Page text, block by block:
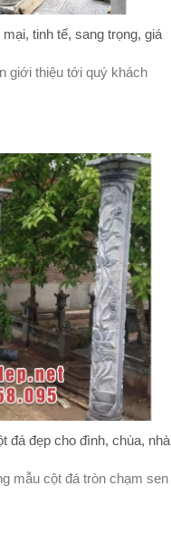
tinh tế, sang trọng, giá
giới thiệu tới quý khách
đá đẹp cho đình, chùa, nhà
mẫu cột đá tròn chạm sen